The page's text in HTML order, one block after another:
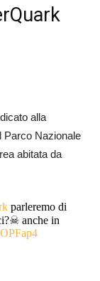
alla
Parco Nazionale
abitata da
parleremo di
anche in